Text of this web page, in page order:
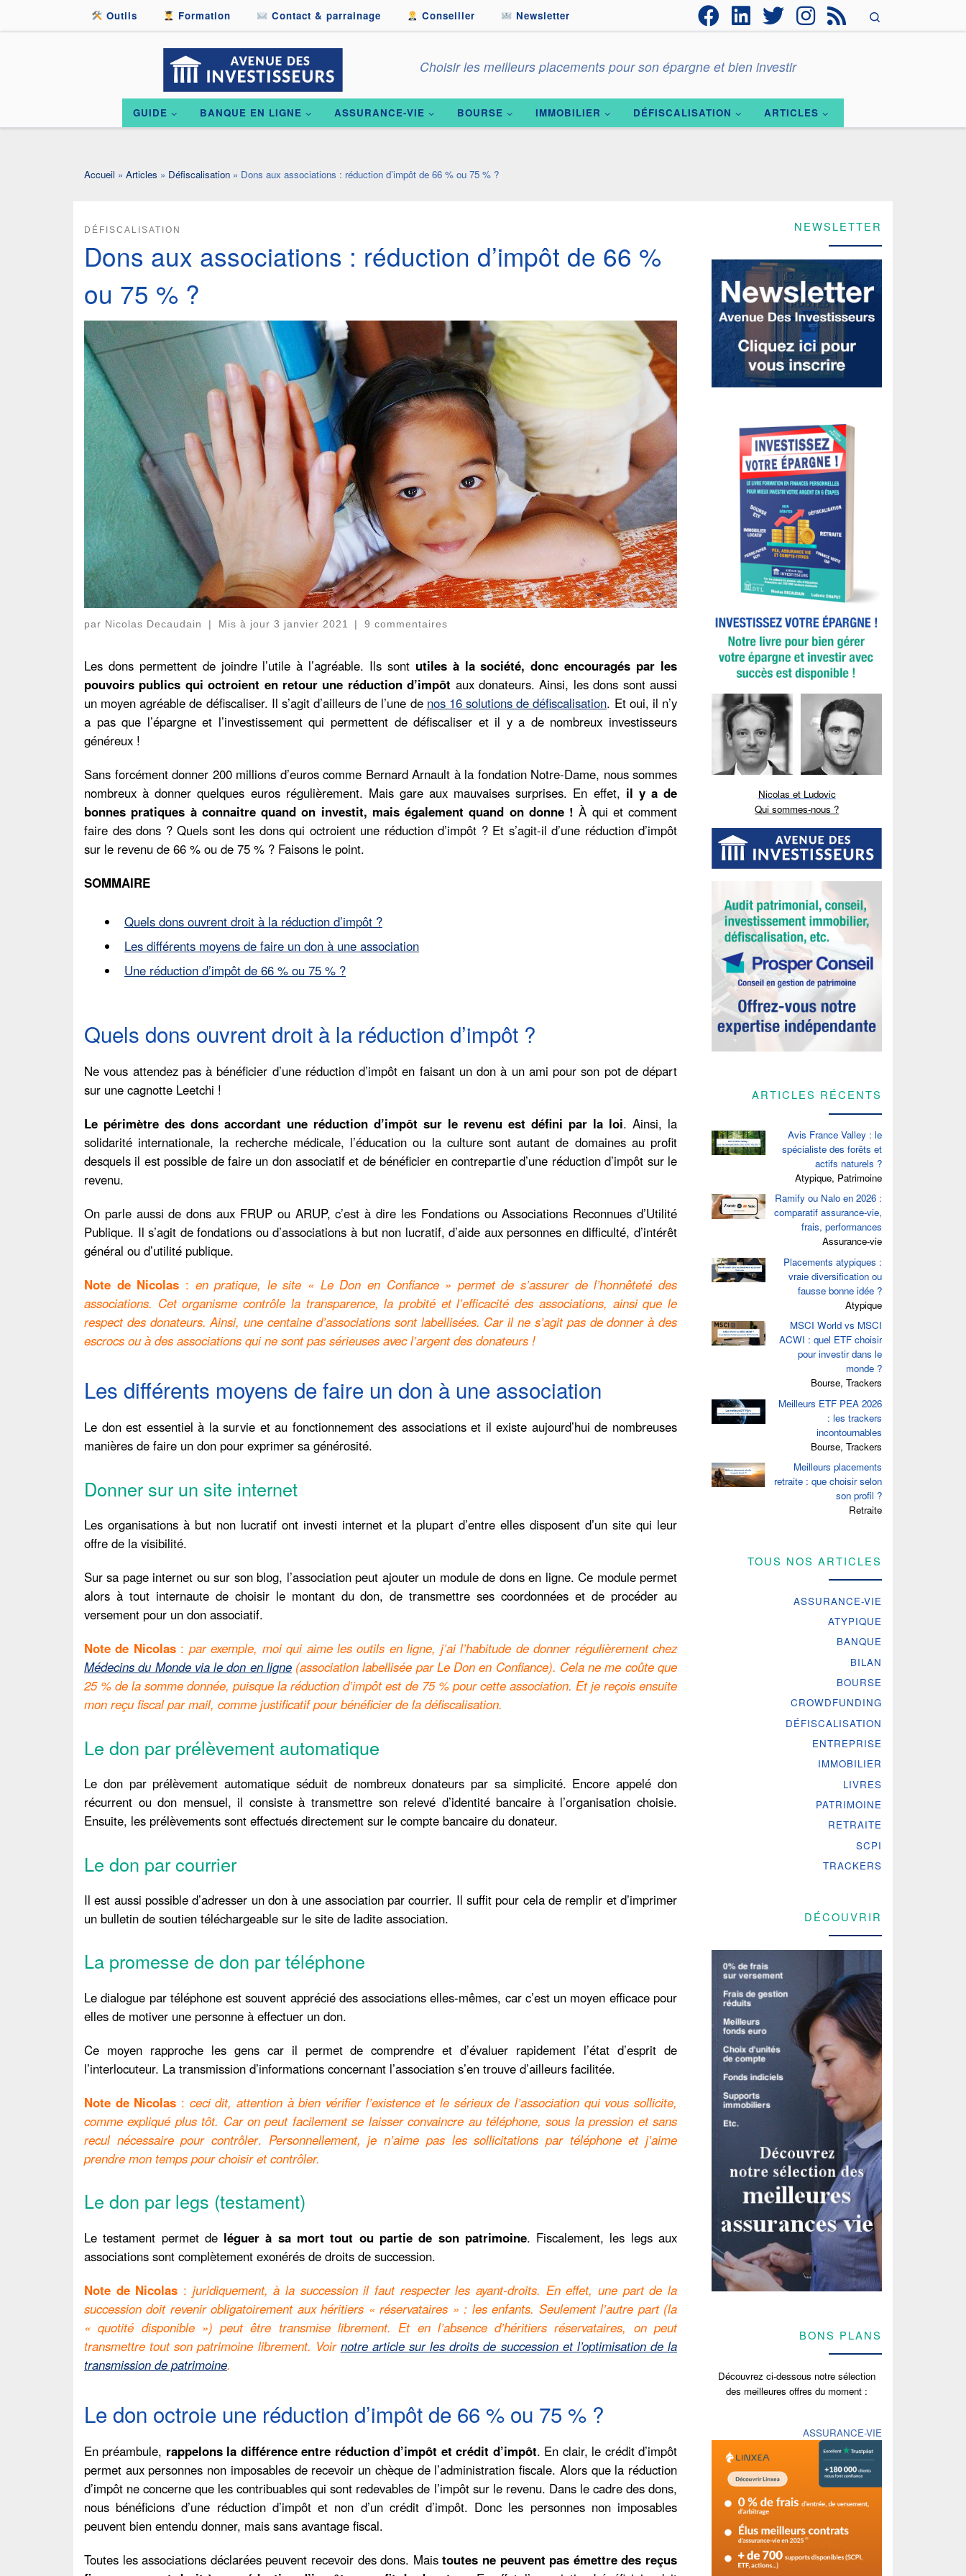
Passer au contenuOutils Formation Contact & parrainage Conseiller Newsletter
Choisir les meilleurs placements pour son épargne et bien investir
GUIDE BANQUE EN LIGNE ASSURANCE-VIE BOURSE IMMOBILIER DÉFISCALISATION ARTICLES
Accueil » Articles » Défiscalisation » Dons aux associations : réduction d’impôt de 66 % ou 75 % ?
DÉFISCALISATION
Dons aux associations : réduction d’impôt de 66 %
ou 75 % ?
par Nicolas Decaudain | Mis à jour 3 janvier 2021 | 9 commentaires
Les dons permettent de joindre l’utile à l’agréable. Ils sont utiles à la société, donc encouragés par les
pouvoirs publics qui octroient en retour une réduction d’impôt aux donateurs. Ainsi, les dons sont aussi
un moyen agréable de défiscaliser. Il s’agit d’ailleurs de l’une de nos 16 solutions de défiscalisation. Et oui, il n’y
a pas que l’épargne et l’investissement qui permettent de défiscaliser et il y a de nombreux investisseurs
généreux !
Sans forcément donner 200 millions d’euros comme Bernard Arnault à la fondation Notre-Dame, nous sommes
nombreux à donner quelques euros régulièrement. Mais gare aux mauvaises surprises. En effet, il y a de
bonnes pratiques à connaitre quand on investit, mais également quand on donne ! À qui et comment
faire des dons ? Quels sont les dons qui octroient une réduction d’impôt ? Et s’agit-il d’une réduction d’impôt
sur le revenu de 66 % ou de 75 % ? Faisons le point.
SOMMAIRE
Quels dons ouvrent droit à la réduction d’impôt ?
Les différents moyens de faire un don à une association
Une réduction d’impôt de 66 % ou 75 % ?
Quels dons ouvrent droit à la réduction d’impôt ?
Ne vous attendez pas à bénéficier d’une réduction d’impôt en faisant un don à un ami pour son pot de départ
sur une cagnotte Leetchi !
Le périmètre des dons accordant une réduction d’impôt sur le revenu est défini par la loi. Ainsi, la
solidarité internationale, la recherche médicale, l’éducation ou la culture sont autant de domaines au profit
desquels il est possible de faire un don associatif et de bénéficier en contrepartie d’une réduction d’impôt sur le
revenu.
On parle aussi de dons aux FRUP ou ARUP, c’est à dire les Fondations ou Associations Reconnues d’Utilité
Publique. Il s’agit de fondations ou d’associations à but non lucratif, d’aide aux personnes en difficulté, d’intérêt
général ou d’utilité publique.
Note de Nicolas : en pratique, le site « Le Don en Confiance » permet de s’assurer de l’honnêteté des
associations. Cet organisme contrôle la transparence, la probité et l’efficacité des associations, ainsi que le
respect des donateurs. Ainsi, une centaine d’associations sont labellisées. Car il ne s’agit pas de donner à des
escrocs ou à des associations qui ne sont pas sérieuses avec l’argent des donateurs !
Les différents moyens de faire un don à une association
Le don est essentiel à la survie et au fonctionnement des associations et il existe aujourd’hui de nombreuses
manières de faire un don pour exprimer sa générosité.
Donner sur un site internet
Les organisations à but non lucratif ont investi internet et la plupart d’entre elles disposent d’un site qui leur
offre de la visibilité.
Sur sa page internet ou sur son blog, l’association peut ajouter un module de dons en ligne. Ce module permet
alors à tout internaute de choisir le montant du don, de transmettre ses coordonnées et de procéder au
versement pour un don associatif.
Note de Nicolas: par exemple, moi qui aime les outils en ligne, j’ai l’habitude de donner régulièrement chez
Médecins du Monde via le don en ligne(association labellisée par Le Don en Confiance). Cela ne me coûte que
25 % de la somme donnée, puisque la réduction d’impôt est de 75 % pour cette association. Et je reçois ensuite
mon reçu fiscal par mail, comme justificatif pour bénéficier de la défiscalisation.
Le don par prélèvement automatique
Le don par prélèvement automatique séduit de nombreux donateurs par sa simplicité. Encore appelé don
récurrent ou don mensuel, il consiste à transmettre son relevé d’identité bancaire à l’organisation choisie.
Ensuite, les prélèvements sont effectués directement sur le compte bancaire du donateur.
Le don par courrier
Il est aussi possible d’adresser un don à une association par courrier. Il suffit pour cela de remplir et d’imprimer
un bulletin de soutien téléchargeable sur le site de ladite association.
La promesse de don par téléphone
Le dialogue par téléphone est souvent apprécié des associations elles-mêmes, car c’est un moyen efficace pour
elles de motiver une personne à effectuer un don.
Ce moyen rapproche les gens car il permet de comprendre et d’évaluer rapidement l’état d’esprit de
l’interlocuteur. La transmission d’informations concernant l’association s’en trouve d’ailleurs facilitée.
Note de Nicolas : ceci dit, attention à bien vérifier l’existence et le sérieux de l’association qui vous sollicite,
comme expliqué plus tôt. Car on peut facilement se laisser convaincre au téléphone, sous la pression et sans
recul nécessaire pour contrôler. Personnellement, je n’aime pas les sollicitations par téléphone et j’aime
prendre mon temps pour choisir et contrôler.
Le don par legs (testament)
Le testament permet de léguer à sa mort tout ou partie de son patrimoine. Fiscalement, les legs aux
associations sont complètement exonérés de droits de succession.
Note de Nicolas : juridiquement, à la succession il faut respecter les ayant-droits. En effet, une part de la
succession doit revenir obligatoirement aux héritiers « réservataires » : les enfants. Seulement l’autre part (la
« quotité disponible ») peut être transmise librement. Et en l’absence d’héritiers réservataires, on peut
transmettre tout son patrimoine librement. Voir notre article sur les droits de succession et l’optimisation de la
transmission de patrimoine.
Le don octroie une réduction d’impôt de 66 % ou 75 % ?
En préambule, rappelons la différence entre réduction d’impôt et crédit d’impôt. En clair, le crédit d’impôt
permet aux personnes non imposables de recevoir un chèque de l’administration fiscale. Alors que la réduction
d’impôt ne concerne que les contribuables qui sont redevables de l’impôt sur le revenu. Dans le cadre des dons,
nous bénéficions d’une réduction d’impôt et non d’un crédit d’impôt. Donc les personnes non imposables
peuvent bien entendu donner, mais sans avantage fiscal.
Toutes les associations déclarées peuvent recevoir des dons. Maistoutes ne peuvent pas émettre des reçus
NEWSLETTER
Nicolas et Ludovic
Qui sommes-nous ?
ARTICLES RÉCENTS
Avis France Valley : le
spécialiste des forêts et
actifs naturels ?
Atypique, Patrimoine
Ramify ou Nalo en 2026 :
comparatif assurance-vie,
frais, performances
Assurance-vie
Placements atypiques :
vraie diversification ou
fausse bonne idée ?
Atypique
MSCI World vs MSCI
ACWI : quel ETF choisir
pour investir dans le
monde ?
Bourse, Trackers
Meilleurs ETF PEA 2026
: les trackers
incontournables
Bourse, Trackers
Meilleurs placements
retraite : que choisir selon
son profil ?
Retraite
TOUS NOS ARTICLES
ASSURANCE-VIE
ATYPIQUE
BANQUE
BILAN
BOURSE
CROWDFUNDING
DÉFISCALISATION
ENTREPRISE
IMMOBILIER
LIVRES
PATRIMOINE
RETRAITE
SCPI
TRACKERS
DÉCOUVRIR
BONS PLANS
Découvrez ci-dessous notre sélection
des meilleures offres du moment :
ASSURANCE-VIE